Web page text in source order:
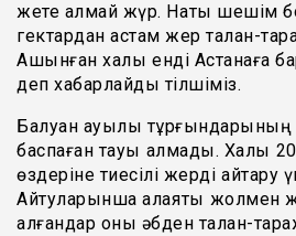
жете алмай жүр. Нақты шешім
гектардан астам жер талан-
Ашынған халық енді Астанаға
деп хабарлайды тілшіміз.
Балуан ауылы тұрғындарының
баспаған тауы қалмады. Халық
өздеріне тиесілі жерді
Айтуларынша алаяқтық жолмен
алғандар оны әбден талан-